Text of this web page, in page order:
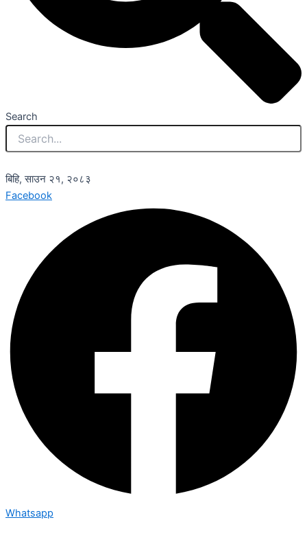
Search
बिहि, साउन २१, २०८३
Facebook
Whatsapp